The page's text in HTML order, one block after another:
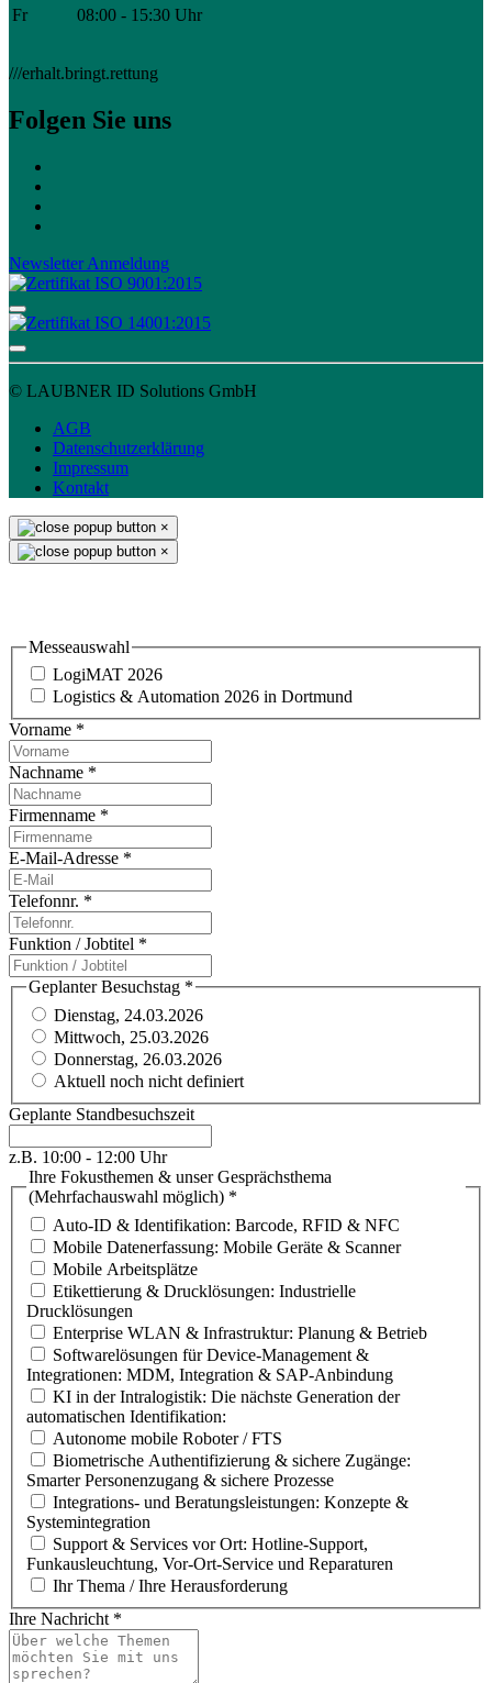
Fr 08:00 - 15:30 Uhr
///erhalt.bringt.rettung
Folgen Sie uns
Newsletter Anmeldung
© LAUBNER ID Solutions GmbH
AGB
Datenschutzerklärung
Impressum
Kontakt
×
×
Messeauswahl
LogiMAT 2026
Logistics & Automation 2026 in Dortmund
Vorname *
Nachname *
Firmenname *
E-Mail-Adresse *
Telefonnr. *
Funktion / Jobtitel *
Geplanter Besuchstag *
Dienstag, 24.03.2026
Mittwoch, 25.03.2026
Donnerstag, 26.03.2026
Aktuell noch nicht definiert
Geplante Standbesuchszeit
z.B. 10:00 - 12:00 Uhr
Ihre Fokusthemen & unser Gesprächsthema
(Mehrfachauswahl möglich) *
Auto-ID & Identifikation: Barcode, RFID & NFC
Mobile Datenerfassung: Mobile Geräte & Scanner
Mobile Arbeitsplätze
Etikettierung & Drucklösungen: Industrielle
Drucklösungen
Enterprise WLAN & Infrastruktur: Planung & Betrieb
Softwarelösungen für Device-Management &
Integrationen: MDM, Integration & SAP-Anbindung
KI in der Intralogistik: Die nächste Generation der
automatischen Identifikation:
Autonome mobile Roboter / FTS
Biometrische Authentifizierung & sichere Zugänge:
Smarter Personenzugang & sichere Prozesse
Integrations- und Beratungsleistungen: Konzepte &
Systemintegration
Support & Services vor Ort: Hotline-Support,
Funkausleuchtung, Vor-Ort-Service und Reparaturen
Ihr Thema / Ihre Herausforderung
Ihre Nachricht *